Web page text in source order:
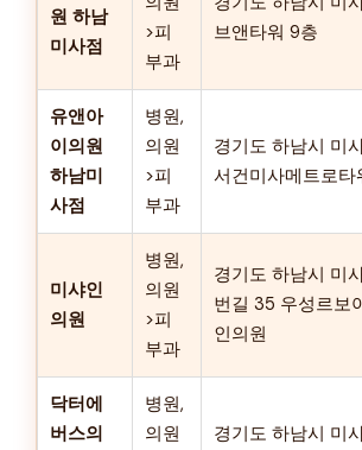
원 하남
미사점
>피
부과
브앤타워 9층
유앤아
이의원
하남미
사점
병원,
의원
>피
부과
경기도 하남시 미
서건미사메트로타
미샤인
의원
병원,
의원
>피
부과
경기도 하남시 미
번길 35 우성르보
인의원
닥터에
버스의
병원,
의원
경기도 하남시 미